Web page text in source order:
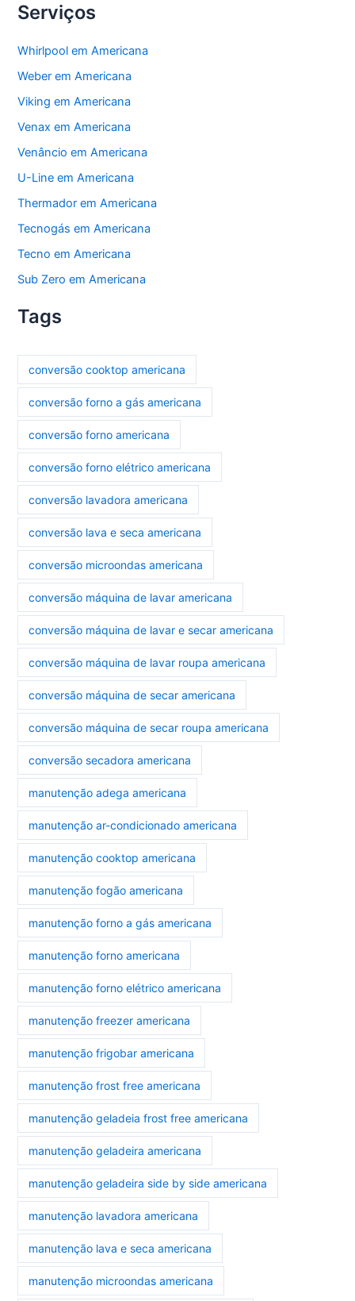
Serviços
Whirlpool em Americana
Weber em Americana
Viking em Americana
Venax em Americana
Venâncio em Americana
U-Line em Americana
Thermador em Americana
Tecnogás em Americana
Tecno em Americana
Sub Zero em Americana
Tags
conversão cooktop americana
conversão forno a gás americana
conversão forno americana
conversão forno elétrico americana
conversão lavadora americana
conversão lava e seca americana
conversão microondas americana
conversão máquina de lavar americana
conversão máquina de lavar e secar americana
conversão máquina de lavar roupa americana
conversão máquina de secar americana
conversão máquina de secar roupa americana
conversão secadora americana
manutenção adega americana
manutenção ar-condicionado americana
manutenção cooktop americana
manutenção fogão americana
manutenção forno a gás americana
manutenção forno americana
manutenção forno elétrico americana
manutenção freezer americana
manutenção frigobar americana
manutenção frost free americana
manutenção geladeia frost free americana
manutenção geladeira americana
manutenção geladeira side by side americana
manutenção lavadora americana
manutenção lava e seca americana
manutenção microondas americana